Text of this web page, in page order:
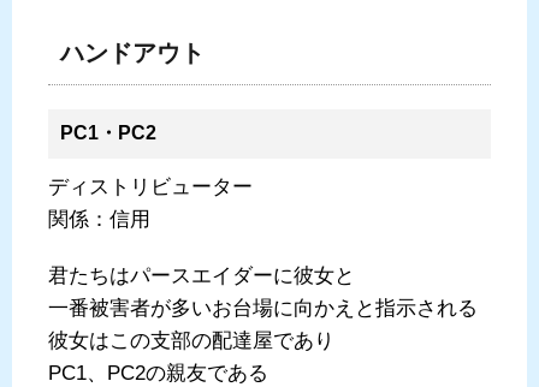
ハンドアウト
PC1・PC2
ディストリビューター
関係：信用
君たちはパースエイダーに彼女と
一番被害者が多いお台場に向かえと指示される
彼女はこの支部の配達屋であり
PC1、PC2の親友である